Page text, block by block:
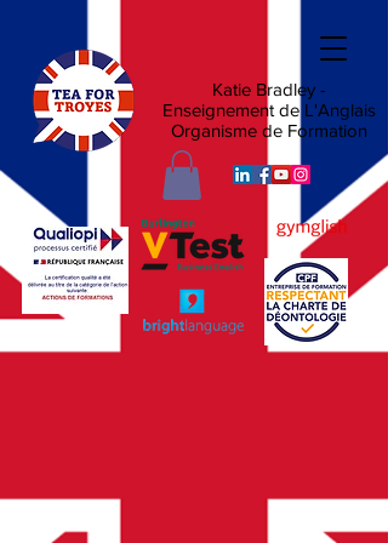
Katie Bradley -
Enseignement de L'Anglais
Organisme de Formation